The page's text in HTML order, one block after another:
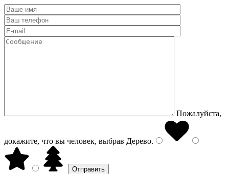
Пожалуйста,
докажите, что вы человек, выбрав Дерево.